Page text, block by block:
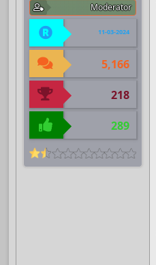
Moderator
11-03-2024
5,166
218
289